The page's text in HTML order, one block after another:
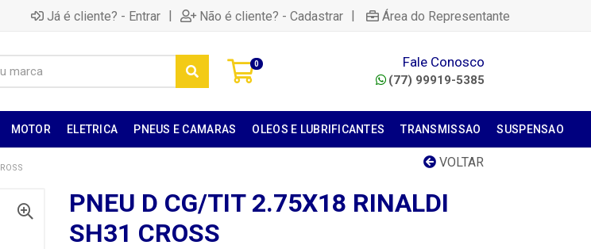
Já é cliente? - Entrar | Não é cliente? - Cadastrar | Área do Representante
0 Fale Conosco
(77) 99919-5385
MOTOR ELETRICA PNEUS E CAMARAS OLEOS E LUBRIFICANTES TRANSMISSAO SUSPENSAO
VOLTAR
PNEU D CG/TIT 2.75X18 RINALDI
SH31 CROSS